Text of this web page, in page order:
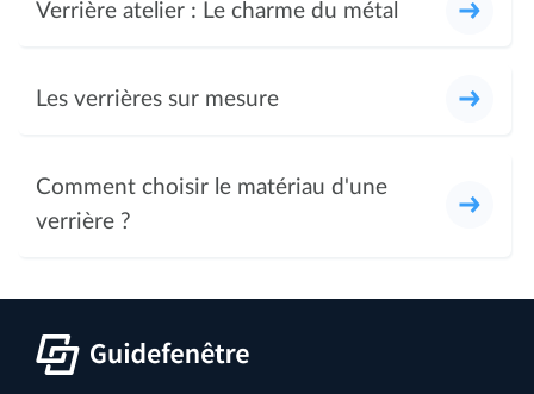
Verrière atelier : Le charme du métal
Les verrières sur mesure
Comment choisir le matériau d'une
verrière ?